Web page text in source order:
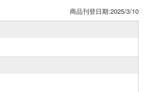
商品刊登日期:2025/3/10